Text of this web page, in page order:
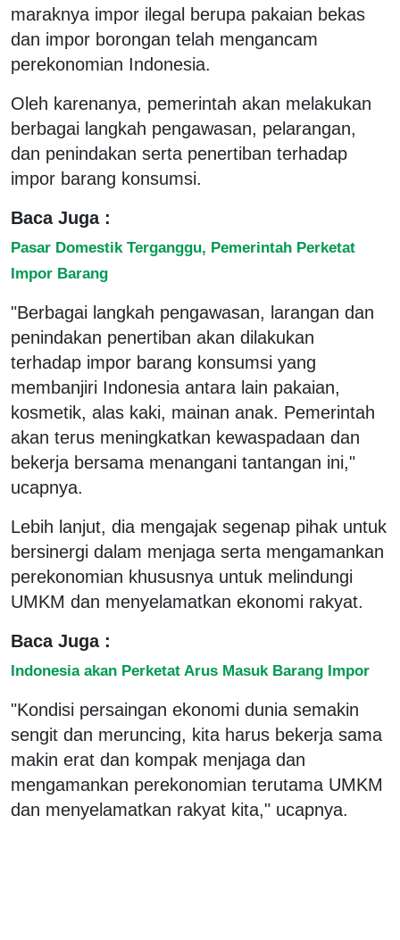
maraknya impor ilegal berupa pakaian bekas
dan impor borongan telah mengancam
perekonomian Indonesia.
Oleh karenanya, pemerintah akan melakukan
berbagai langkah pengawasan, pelarangan,
dan penindakan serta penertiban terhadap
impor barang konsumsi.
Baca Juga :
Pasar Domestik Terganggu, Pemerintah Perketat
Impor Barang
"Berbagai langkah pengawasan, larangan dan
penindakan penertiban akan dilakukan
terhadap impor barang konsumsi yang
membanjiri Indonesia antara lain pakaian,
kosmetik, alas kaki, mainan anak. Pemerintah
akan terus meningkatkan kewaspadaan dan
bekerja bersama menangani tantangan ini,"
ucapnya.
Lebih lanjut, dia mengajak segenap pihak untuk
bersinergi dalam menjaga serta mengamankan
perekonomian khususnya untuk melindungi
UMKM dan menyelamatkan ekonomi rakyat.
Baca Juga :
Indonesia akan Perketat Arus Masuk Barang Impor
"Kondisi persaingan ekonomi dunia semakin
sengit dan meruncing, kita harus bekerja sama
makin erat dan kompak menjaga dan
mengamankan perekonomian terutama UMKM
dan menyelamatkan rakyat kita," ucapnya.